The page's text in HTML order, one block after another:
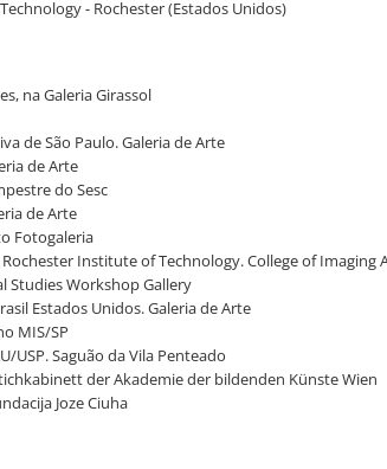
- Rochester (Estados Unidos)
na Galeria Girassol
de São Paulo. Galeria de Arte
de Arte
do Sesc
de Arte
Fotogaleria
Institute of Technology. College of
Studies Workshop Gallery
Estados Unidos. Galeria de Arte
MIS/SP
USP. Saguão da Vila Penteado
der Akademie der bildenden Künste Wien
Joze Ciuha